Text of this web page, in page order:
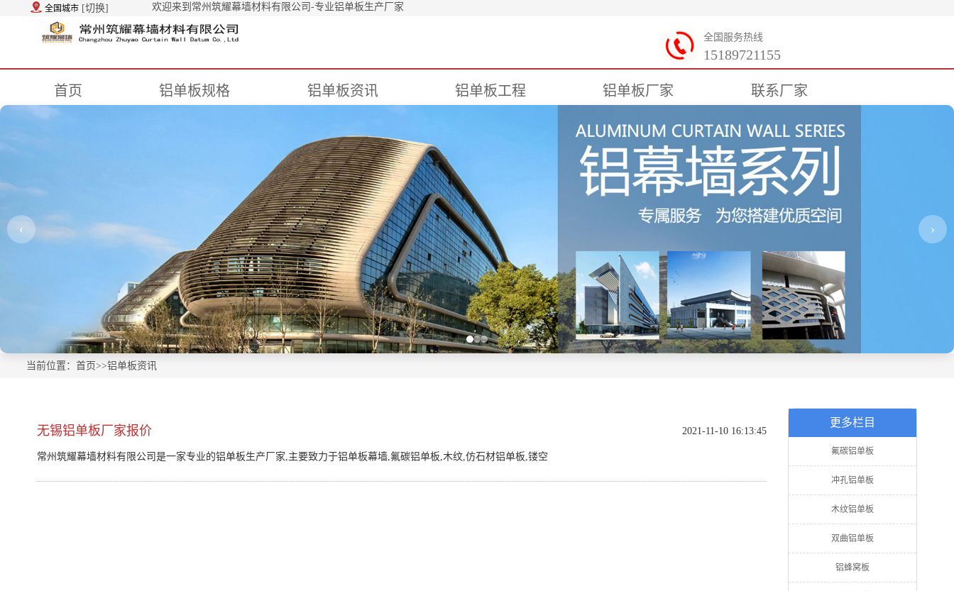
全国城市 [切换] 欢迎来到常州筑耀幕墙材料有限公司-专业铝单板生产厂家
全国服务热线
15189721155
首页 铝单板规格 铝单板资讯 铝单板工程 铝单板厂家 联系厂家
‹ ›
当前位置： 首页>>铝单板资讯
无锡铝单板厂家报价 2021-11-10 16:13:45
常州筑耀幕墙材料有限公司是一家专业的铝单板生产厂家,主要致力于铝单板幕墙,氟碳铝单板,木纹,仿石材铝单板,镂空
更多栏目
氟碳铝单板
冲孔铝单板
木纹铝单板
双曲铝单板
铝蜂窝板